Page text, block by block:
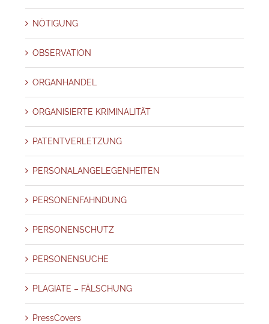
NÖTIGUNG
OBSERVATION
ORGANHANDEL
ORGANISIERTE KRIMINALITÄT
PATENTVERLETZUNG
PERSONALANGELEGENHEITEN
PERSONENFAHNDUNG
PERSONENSCHUTZ
PERSONENSUCHE
PLAGIATE – FÄLSCHUNG
PressCovers